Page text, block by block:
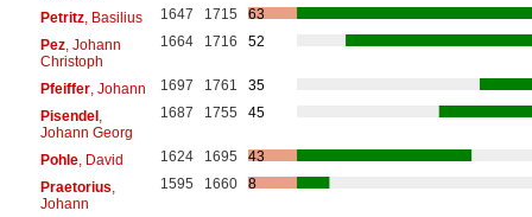
Petritz, Basilius 1647 1715
63
Pez, Johann
Christoph
1664 1716 52
Pfeiffer, Johann 1697 1761
35
Pisendel,
Johann Georg
1687 1755 45
Pohle, David 1624 1695
43
Praetorius
Johann
1595 1660 8